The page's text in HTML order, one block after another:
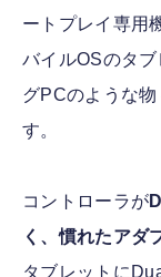
ートプレイ専用
バイルOSのタ
グPCのような
す。
コントローラが
く、慣れたアダ
タブレットに